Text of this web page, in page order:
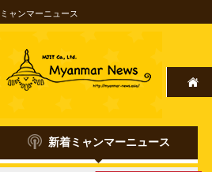
ミャンマーニュース
新着ミャンマーニュース